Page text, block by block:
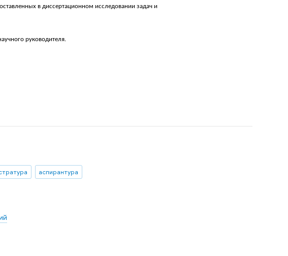
в диссертационном исследовании задач и
руководителя.
аспирантура